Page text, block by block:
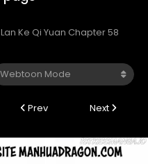
Lan Ke Qi Yuan Chapter 58
Prev Next